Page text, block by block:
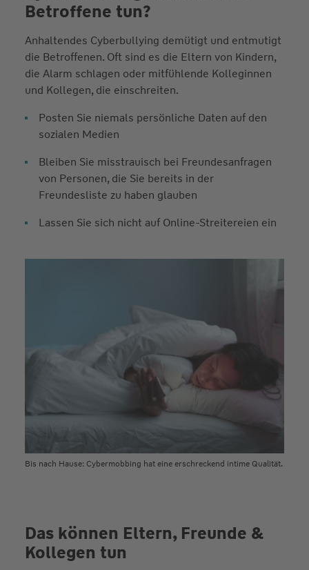
Betroffene tun?
Anhaltendes Cyberbullying demütigt und entmutigt
die Betroffenen. Oft sind es die Eltern von Kindern,
die Alarm schlagen oder mitfühlende Kolleginnen
und Kollegen, die einschreiten.
Posten Sie niemals persönliche Daten auf den
sozialen Medien
Bleiben Sie misstrauisch bei Freundesanfragen
von Personen, die Sie bereits in der
Freundesliste zu haben glauben
Lassen Sie sich nicht auf Online-Streitereien ein
Bis nach Hause: Cybermobbing hat eine erschreckend intime Qualität.
Das können Eltern, Freunde &
Kollegen tun